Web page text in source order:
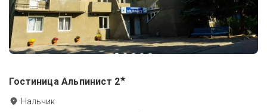
Гостиница Альпинист 2★
Нальчик